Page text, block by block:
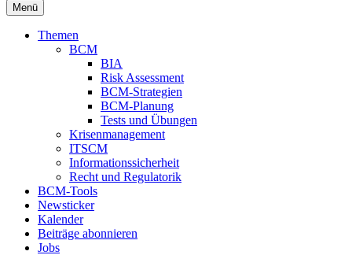
Menü
Themen
BCM
BIA
Risk Assessment
BCM-Strategien
BCM-Planung
Tests und Übungen
Krisenmanagement
ITSCM
Informationssicherheit
Recht und Regulatorik
BCM-Tools
Newsticker
Kalender
Beiträge abonnieren
Jobs